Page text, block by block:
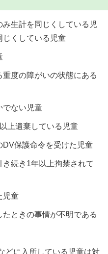
生計を同じくしている児
じくしている児童
度の障がいの状態にある
でない児童
上遺棄している児童
保護命令を受けた児童
続き1年以上拘禁されて
児童
ときの事情が不明である
どに入所している児童は対